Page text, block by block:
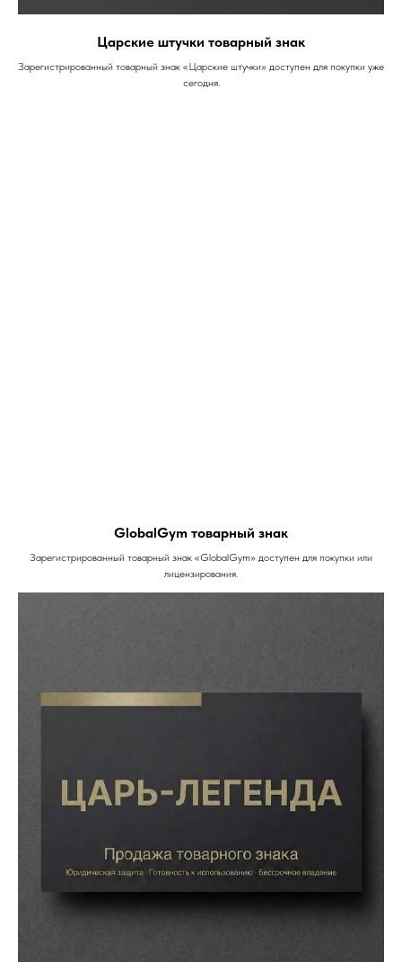
Царские штучки товарный знак
Зарегистрированный товарный знак «Царские штучки» доступен для покупки уже
сегодня.
GlobalGym товарный знак
Зарегистрированный товарный знак «GlobalGym» доступен для покупки или
лицензирования.